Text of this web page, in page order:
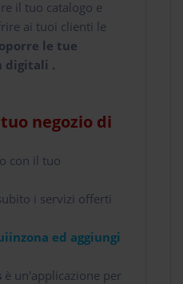
il tuo catalogo e
ai tuoi clienti le
le tue
digitali .
negozio di
con il tuo
i servizi offerti
ed aggiungi
è un'applicazione per